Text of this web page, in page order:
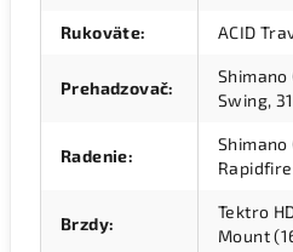
Rukoväte: ACID
Prehadzovač:
Shimano
Swing,
Radenie:
Shimano
Brzdy:
Tektro
Mount